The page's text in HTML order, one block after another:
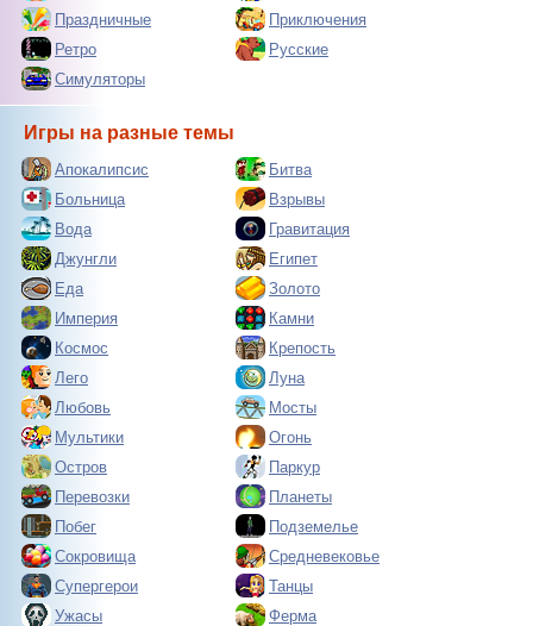
Праздничные
Приключения
Ретро
Русские
Симуляторы
Игры на разные темы
Апокалипсис
Битва
Больница
Взрывы
Вода
Гравитация
Джунгли
Египет
Еда
Золото
Империя
Камни
Космос
Крепость
Лего
Луна
Любовь
Мосты
Мультики
Огонь
Остров
Паркур
Перевозки
Планеты
Побег
Подземелье
Сокровища
Средневековье
Супергерои
Танцы
Ужасы
Ферма